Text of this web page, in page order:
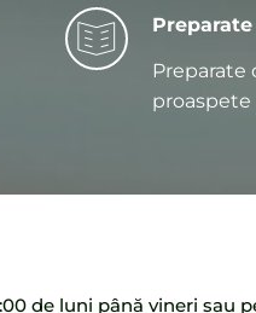
Preparate
de luni până vineri sau